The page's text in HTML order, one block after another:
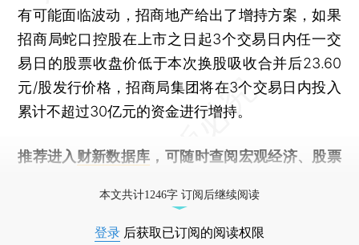
有可能面临波动，招商地产给出了增持方案，如果
招商局蛇口控股在上市之日起3个交易日内任一交
易日的股票收盘价低于本次换股吸收合并后23.60
元/股发行价格，招商局集团将在3个交易日内投入
累计不超过30亿元的资金进行增持。
推荐进入 财新数据库 ，可随时查阅宏观经济、股票
本文共计1246字 订阅后继续阅读
登录 后获取已订阅的阅读权限